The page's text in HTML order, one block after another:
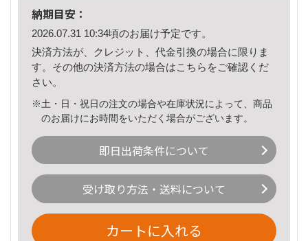
納期目安：
2026.07.31 10:34頃のお届け予定です。
決済方法が、クレジット、代金引換の場合に限りま
す。その他の決済方法の場合はこちら をご確認くだ
さい。
※土・日・祝日の注文の場合や在庫状況によって、商品
のお届けにお時間をいただく場合がございます。
即日出荷条件について
受け取り方法・送料について
カートに入れる